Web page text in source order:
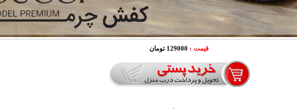
قیمت : 129000 تومان